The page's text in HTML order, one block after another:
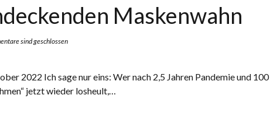
Maskenwahn
sind geschlossen
2022 Ich sage nur eins: Wer nach 2,5 Jahren Pandemie und 100
jetzt wieder losheult,…